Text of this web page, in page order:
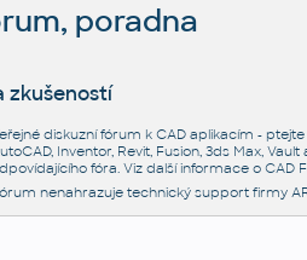
poradna
zkušeností
diskuzní fórum k CAD aplikacím -
Inventor, Revit, Fusion, 3ds Max,
fóra. Viz další informace o CAD
nenahrazuje technický support firmy